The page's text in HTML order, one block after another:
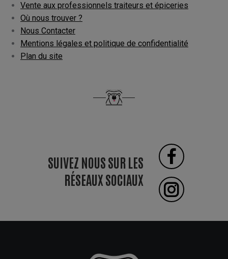
Vente aux professionnels traiteurs et épiceries
Où nous trouver ?
Nous Contacter
Mentions légales et politique de confidentialité
Plan du site
SUIVEZ NOUS SUR LES
RÉSEAUX SOCIAUX